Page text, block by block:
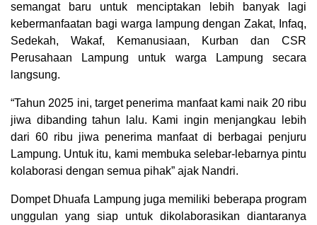
semangat baru untuk menciptakan lebih banyak lagi
kebermanfaatan bagi warga lampung dengan Zakat, Infaq,
Sedekah, Wakaf, Kemanusiaan, Kurban dan CSR
Perusahaan Lampung untuk warga Lampung secara
langsung.
“Tahun 2025 ini, target penerima manfaat kami naik 20 ribu
jiwa dibanding tahun lalu. Kami ingin menjangkau lebih
dari 60 ribu jiwa penerima manfaat di berbagai penjuru
Lampung. Untuk itu, kami membuka selebar-lebarnya pintu
kolaborasi dengan semua pihak” ajak Nandri.
Dompet Dhuafa Lampung juga memiliki beberapa program
unggulan yang siap untuk dikolaborasikan diantaranya